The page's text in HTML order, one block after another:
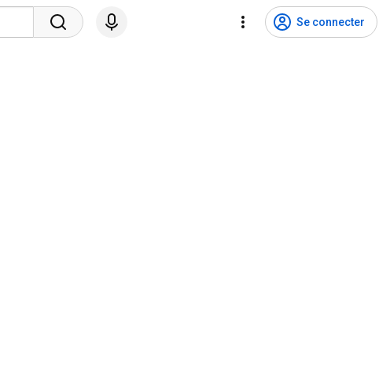
Se connecter